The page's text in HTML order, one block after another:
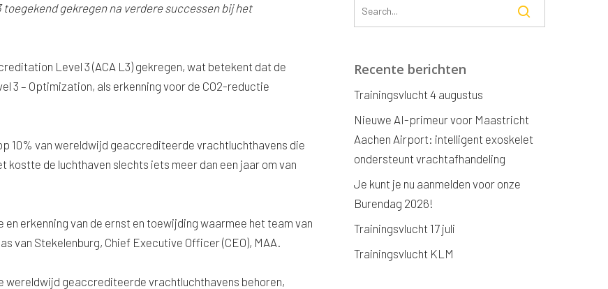
gekregen na verdere successen bij het
Level 3 (ACA L3) gekregen, wat betekent dat de
3 – Optimization, als erkenning voor de CO2-reductie
10% van wereldwijd geaccrediteerde vrachtluchthavens die
de luchthaven slechts iets meer dan een jaar om van
erkenning van de ernst en toewijding waarmee het team van
van Stekelenburg, Chief Executive Officer (CEO), MAA.
wereldwijd geaccrediteerde vrachtluchthavens behoren,
Recente berichten
Trainingsvlucht 4 augustus
Nieuwe AI-primeur voor Maastricht
Aachen Airport: intelligent exoskelet
ondersteunt vrachtafhandeling
Je kunt je nu aanmelden voor onze
Burendag 2026!
Trainingsvlucht 17 juli
Trainingsvlucht KLM